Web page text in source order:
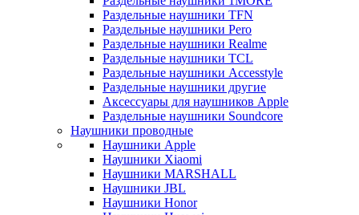
Раздельные наушники TFN
Раздельные наушники Pero
Раздельные наушники Realme
Раздельные наушники TCL
Раздельные наушники Accesstyle
Раздельные наушники другие
Аксессуары для наушников Apple
Раздельные наушники Soundcore
Наушники проводные
Наушники Apple
Наушники Xiaomi
Наушники MARSHALL
Наушники JBL
Наушники Honor